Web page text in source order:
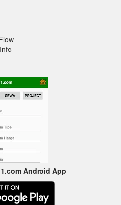
Android App